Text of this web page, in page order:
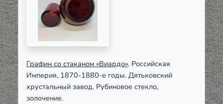
Графин со стаканом «Виардо». Российская
Империя, 1870-1880-е годы. Дятьковский
хрустальный завод. Рубиновое стекло,
золочение.